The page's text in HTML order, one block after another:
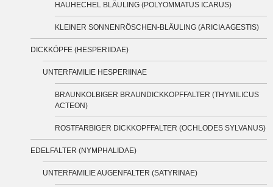
HAUHECHEL BLÄULING (POLYOMMATUS ICARUS)
KLEINER SONNENRÖSCHEN-BLÄULING (ARICIA AGESTIS)
DICKKÖPFE (HESPERIIDAE)
UNTERFAMILIE HESPERIINAE
BRAUNKOLBIGER BRAUNDICKKOPFFALTER (THYMILICUS
ACTEON)
ROSTFARBIGER DICKKOPFFALTER (OCHLODES SYLVANUS)
EDELFALTER (NYMPHALIDAE)
UNTERFAMILIE AUGENFALTER (SATYRINAE)